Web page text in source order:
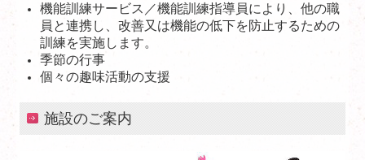
機能訓練サービス／機能訓練指導員により、他の職
員と連携し、改善又は機能の低下を防止するための
訓練を実施します。
季節の行事
個々の趣味活動の支援
施設のご案内